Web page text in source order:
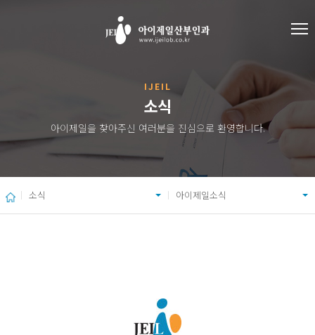
IJEIL
소식
아이제일을 찾아주신 여러분을 진심으로 환영합니다.
소식 아이제일소식